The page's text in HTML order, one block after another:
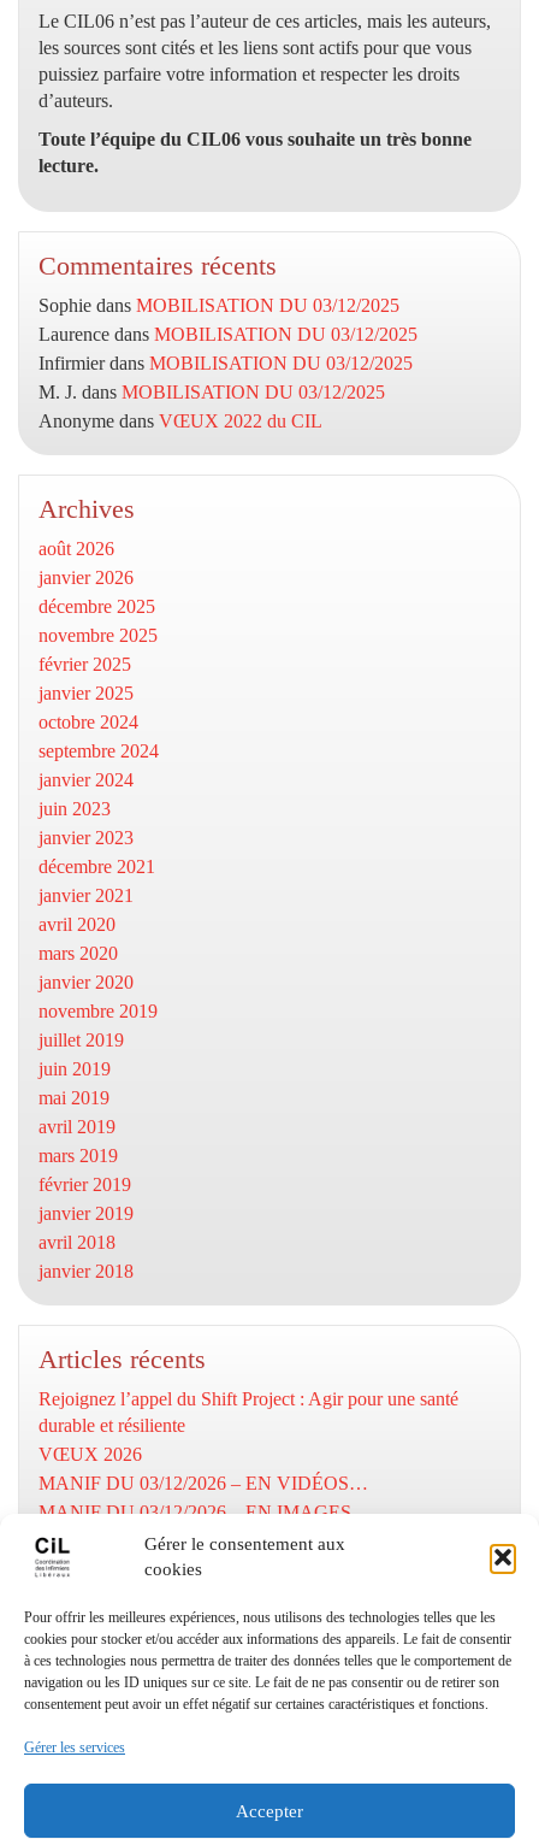
Gérer le consentement aux
cookies
Pour offrir les meilleures expériences, nous utilisons des technologies telles que les
cookies pour stocker et/ou accéder aux informations des appareils. Le fait de consentir
à ces technologies nous permettra de traiter des données telles que le comportement de
navigation ou les ID uniques sur ce site. Le fait de ne pas consentir ou de retirer son
consentement peut avoir un effet négatif sur certaines caractéristiques et fonctions.
Gérer les services
Accepter
Le CIL06 n’est pas l’auteur de ces articles, mais les auteurs,
les sources sont cités et les liens sont actifs pour que vous
puissiez parfaire votre information et respecter les droits
d’auteurs.
Toute l’équipe du CIL06 vous souhaite un très bonne
lecture.
Commentaires récents
Sophie dans MOBILISATION DU 03/12/2025
Laurence dans MOBILISATION DU 03/12/2025
Infirmierdans MOBILISATION DU 03/12/2025
M. J. dans MOBILISATION DU 03/12/2025
Anonyme dans VŒUX 2022 du CIL
Archives
août 2026
janvier 2026
décembre 2025
novembre 2025
février 2025
janvier 2025
octobre 2024
septembre 2024
janvier 2024
juin 2023
janvier 2023
décembre 2021
janvier 2021
avril 2020
mars 2020
janvier 2020
novembre 2019
juillet 2019
juin 2019
mai 2019
avril 2019
mars 2019
février 2019
janvier 2019
avril 2018
janvier 2018
Articles récents
Rejoignez l’appel du Shift Project : Agir pour une santé
durable et résiliente
VŒUX 2026
MANIF DU 03/12/2026 – EN VIDÉOS…
MANIF DU 03/12/2026 – EN IMAGES…
MOBILISATION DU 03/12/2025
Numéros utiles
Coordination Infirmiers
Libéraux Cannes/Le Cannet
depositphotos